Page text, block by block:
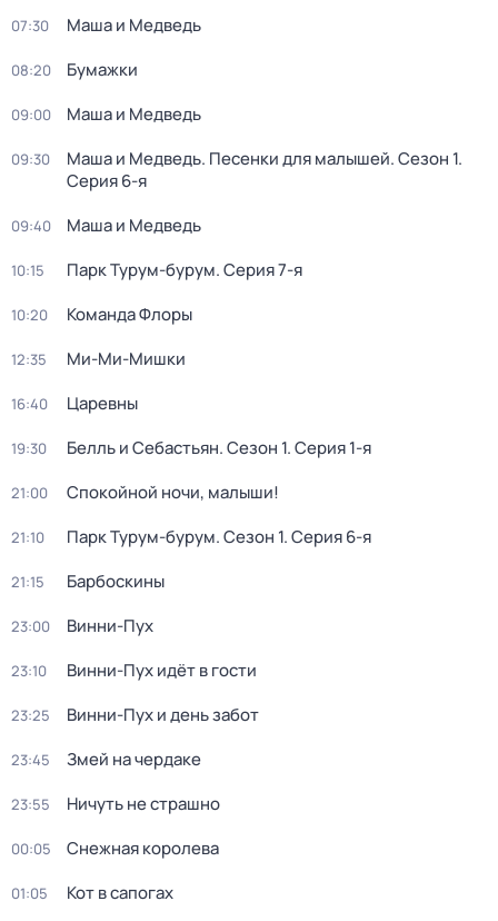
07:30 Маша и Медведь
08:20 Бумажки
09:00 Маша и Медведь
09:30 Маша и Медведь. Песенки для малышей. Сезон 1.
Серия 6-я
09:40 Маша и Медведь
10:15 Парк Турум-бурум. Серия 7-я
10:20 Команда Флоры
12:35 Ми-Ми-Мишки
16:40 Царевны
19:30 Белль и Себастьян. Сезон 1. Серия 1-я
21:00 Спокойной ночи, малыши!
21:10 Парк Турум-бурум. Сезон 1. Серия 6-я
21:15 Барбоскины
23:00 Винни-Пух
23:10 Винни-Пух идёт в гости
23:25 Винни-Пух и день забот
23:45 Змей на чердаке
23:55 Ничуть не страшно
00:05 Снежная королева
01:05 Кот в сапогах